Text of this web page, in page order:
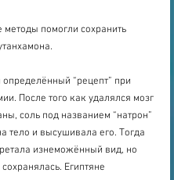
помогли сохранить
“рецепт” при
После того как удалялся мозг
соль под названием “натрон”
тело и высушивала его. Тогда
изнеможённый вид, но
Египтяне